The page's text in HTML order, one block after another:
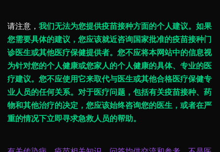
请注意， 我们无法为您提供疫苗接种方面的个人建议。如果
您需要具体的建议，您应该就近咨询国家批准的疫苗接种门
诊医生或其他医疗保健提供者。您不应将本网站中的信息视
为针对您的个人健康或您家人的个人健康的具体、专业的医
疗建议。您不应使用它来取代与医生或其他合格医疗保健专
业人员的任何关系。对于医疗问题，包括有关疫苗接种、药
物和其他治疗的决定，您应该始终咨询您的医生，或者在严
重的情况下立即寻求急救人员的帮助。